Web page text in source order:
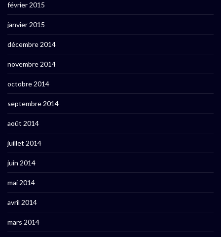
février 2015
janvier 2015
décembre 2014
novembre 2014
octobre 2014
septembre 2014
août 2014
juillet 2014
juin 2014
mai 2014
avril 2014
mars 2014